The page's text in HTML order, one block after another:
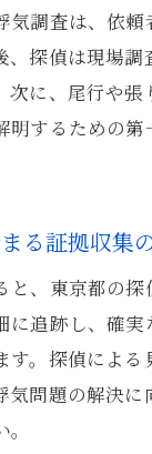
気調査は、依
、探偵は現場
次に、尾行や
明するための
る証拠収集
と、東京都の
に追跡し、確
す。探偵によ
気問題の解決